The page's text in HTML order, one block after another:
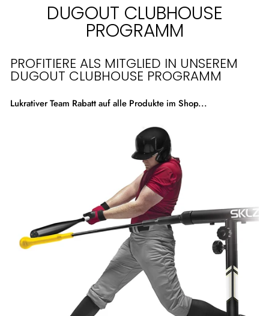
DUGOUT CLUBHOUSE
PROGRAMM
PROFITIERE ALS MITGLIED IN UNSEREM
DUGOUT CLUBHOUSE PROGRAMM
Lukrativer Team Rabatt auf alle Produkte im Shop...